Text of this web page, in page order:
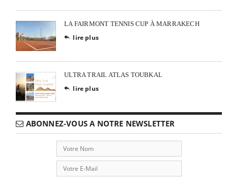
LA FAIRMONT TENNIS CUP À MARRAKECH
 lire plus
ULTRA TRAIL ATLAS TOUBKAL
 lire plus
ABONNEZ-VOUS A NOTRE NEWSLETTER